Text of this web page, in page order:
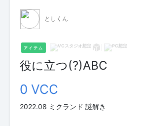
としくん
アイテム
役に立つ(?)ABC
0 VCC
2022.08 ミクランド 謎解き